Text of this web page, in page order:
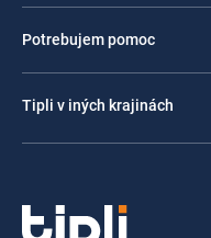
Potrebujem pomoc
Tipli v iných krajinách